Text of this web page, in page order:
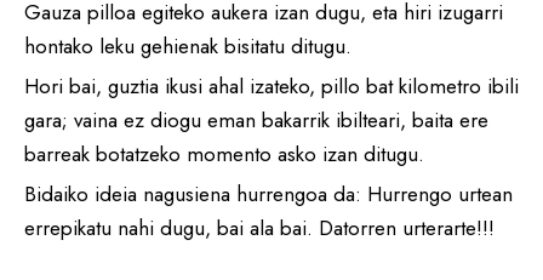
Gauza pilloa egiteko aukera izan dugu, eta hiri izugarri
hontako leku gehienak bisitatu ditugu.
Hori bai, guztia ikusi ahal izateko, pillo bat kilometro ibili
gara; vaina ez diogu eman bakarrik ibilteari, baita ere
barreak botatzeko momento asko izan ditugu.
Bidaiko ideia nagusiena hurrengoa da: Hurrengo urtean
errepikatu nahi dugu, bai ala bai. Datorren urterarte!!!